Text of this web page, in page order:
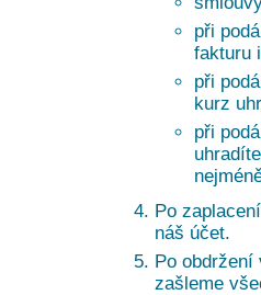
při
fakturu
při
kurz
při
Po
náš účet.
Po obdržení
zašleme